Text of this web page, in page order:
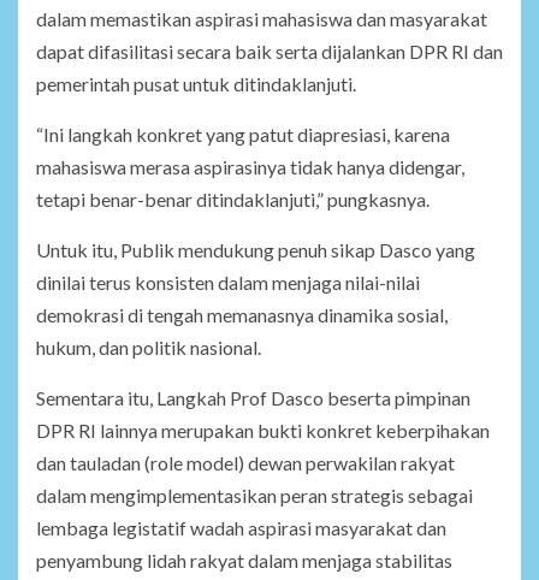
dalam memastikan aspirasi mahasiswa dan masyarakat
dapat difasilitasi secara baik serta dijalankan DPR RI dan
pemerintah pusat untuk ditindaklanjuti.
“Ini langkah konkret yang patut diapresiasi, karena
mahasiswa merasa aspirasinya tidak hanya didengar,
tetapi benar-benar ditindaklanjuti,” pungkasnya.
Untuk itu, Publik mendukung penuh sikap Dasco yang
dinilai terus konsisten dalam menjaga nilai-nilai
demokrasi di tengah memanasnya dinamika sosial,
hukum, dan politik nasional.
Sementara itu, Langkah Prof Dasco beserta pimpinan
DPR RI lainnya merupakan bukti konkret keberpihakan
dan tauladan (role model) dewan perwakilan rakyat
dalam mengimplementasikan peran strategis sebagai
lembaga legistatif wadah aspirasi masyarakat dan
penyambung lidah rakyat dalam menjaga stabilitas